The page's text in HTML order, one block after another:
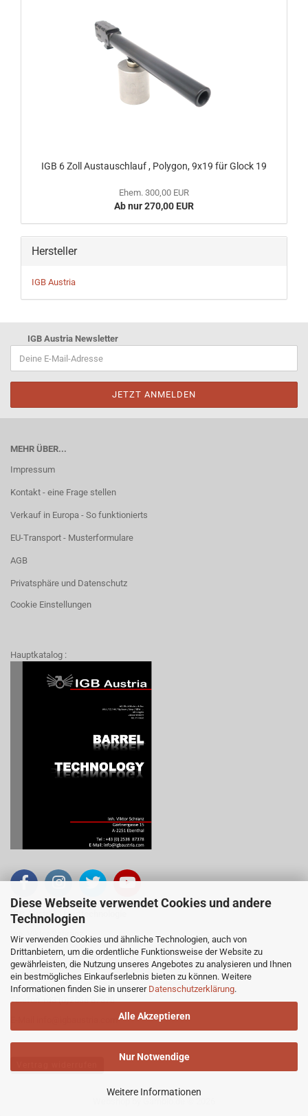
Diese Webseite verwendet Cookies und andere
Technologien
Wir verwenden Cookies und ähnliche Technologien, auch von
Drittanbietern, um die ordentliche Funktionsweise der Website zu
gewährleisten, die Nutzung unseres Angebotes zu analysieren und Ihnen
ein bestmögliches Einkaufserlebnis bieten zu können. Weitere
Informationen finden Sie in unserer Datenschutzerklärung.
Alle Akzeptieren
Nur Notwendige
Weitere Informationen
IGB 6 Zoll Austauschlauf , Polygon, 9x19 für Glock 19
Ehem. 300,00 EUR
Ab nur 270,00 EUR
Hersteller
IGB Austria
IGB Austria Newsletter
MEHR ÜBER...
Impressum
Kontakt - eine Frage stellen
Verkauf in Europa - So funktionierts
EU-Transport - Musterformulare
AGB
Privatsphäre und Datenschutz
Cookie Einstellungen
Hauptkatalog :
IGB Austria - Lauftechnologie
Inh. Viktor Schranz
Gärtnergasse 15, 2251 Ebenthal
Österreich
Telefon +43 (0)2538 87378